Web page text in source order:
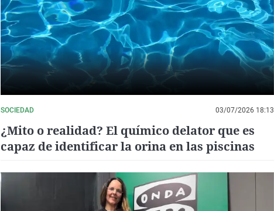
SOCIEDAD 03/07/2026 18:13
¿Mito o realidad? El químico delator que es
capaz de identificar la orina en las piscinas